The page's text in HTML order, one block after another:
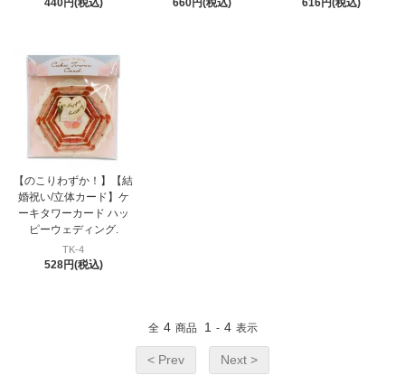
440円(税込) 660円(税込) 616円(税込)
【のこりわずか！】【結
婚祝い/立体カード】ケ
ーキタワーカード ハッ
ピーウェディング.
TK-4
528円(税込)
全 4 商品 1 - 4 表示
< Prev Next >